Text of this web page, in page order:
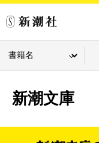
新潮文庫